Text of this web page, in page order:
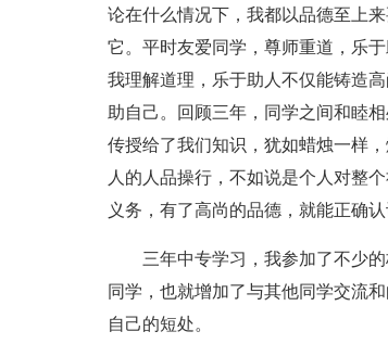
论在什么情况下，我都以品德至上
它。平时友爱同学，尊师重道，乐
我理解道理，乐于助人不仅能铸造
助自己。回顾三年，同学之间和睦
传授给了我们知识，犹如蜡烛一样
人的人品操行，不如说是个人对整
义务，有了高尚的品德，就能正确
三年中专学习，我参加了不少
同学，也就增加了与其他同学交流
自己的短处。